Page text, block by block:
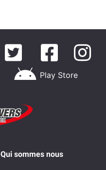
Play Store
Qui sommes nous